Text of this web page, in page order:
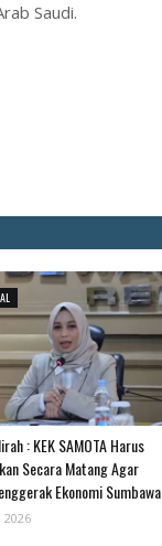
Saudi.
: KEK SAMOTA Harus
Secara Matang Agar
Ekonomi Sumbawa
2026